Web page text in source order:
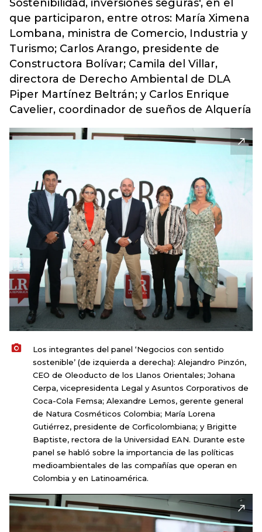
Sostenibilidad, inversiones seguras', en el
que participaron, entre otros: María Ximena
Lombana, ministra de Comercio, Industria y
Turismo; Carlos Arango, presidente de
Constructora Bolívar; Camila del Villar,
directora de Derecho Ambiental de DLA
Piper Martínez Beltrán; y Carlos Enrique
Cavelier, coordinador de sueños de Alquería
Los integrantes del panel ‘Negocios con sentido
sostenible’ (de izquierda a derecha): Alejandro Pinzón,
CEO de Oleoducto de los Llanos Orientales; Johana
Cerpa, vicepresidenta Legal y Asuntos Corporativos de
Coca-Cola Femsa; Alexandre Lemos, gerente general
de Natura Cosméticos Colombia; María Lorena
Gutiérrez, presidente de Corficolombiana; y Brigitte
Baptiste, rectora de la Universidad EAN. Durante este
panel se habló sobre la importancia de las políticas
medioambientales de las compañías que operan en
Colombia y en Latinoamérica.